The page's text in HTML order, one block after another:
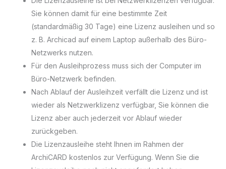
Sie können damit für eine bestimmte Zeit
(standardmäßig 30 Tage) eine Lizenz ausleihen und so
z. B. Archicad auf einem Laptop außerhalb des Büro-
Netzwerks nutzen.
Für den Ausleihprozess muss sich der Computer im
Büro-Netzwerk befinden.
Nach Ablauf der Ausleihzeit verfällt die Lizenz und ist
wieder als Netzwerklizenz verfügbar, Sie können die
Lizenz aber auch jederzeit vor Ablauf wieder
zurückgeben.
Die Lizenzausleihe steht Ihnen im Rahmen der
ArchiCARD kostenlos zur Verfügung. Wenn Sie die